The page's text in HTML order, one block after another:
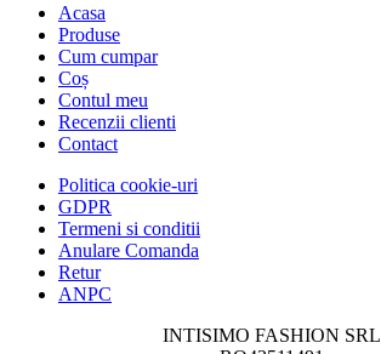
Acasa
Produse
Cum cumpar
Coș
Contul meu
Recenzii clienti
Contact
Politica cookie-uri
GDPR
Termeni si conditii
Anulare Comanda
Retur
ANPC
INTISIMO FASHION SRL